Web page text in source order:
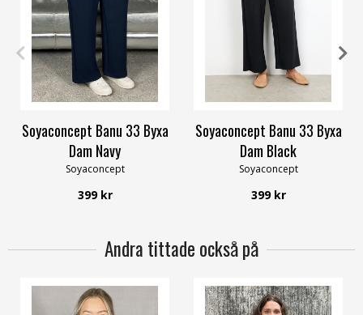
XS S L XXL
Soyaconcept Banu 33 Byxa
Dam Navy
Soyaconcept
399 kr
XXL
Soyaconcept Banu 33 Byxa
Dam Black
Soyaconcept
399 kr
Andra tittade också på